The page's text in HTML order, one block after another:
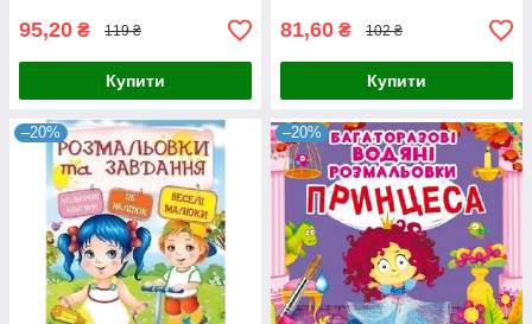
95,20 ₴ 119 ₴
Купити
81,60 ₴ 102 ₴
Купити
–20% –20%